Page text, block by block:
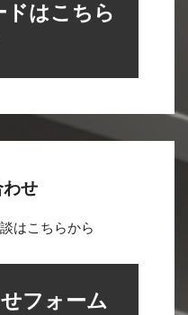
ドはこちら
わせ
はこちらから
フォーム